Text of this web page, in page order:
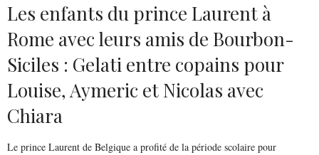
Les enfants du prince Laurent à
Rome avec leurs amis de Bourbon-
Siciles : Gelati entre copains pour
Louise, Aymeric et Nicolas avec
Chiara
Le prince Laurent de Belgique a profité de la période scolaire pour